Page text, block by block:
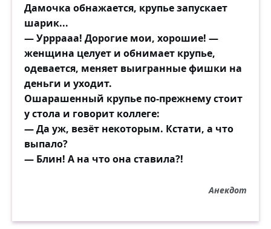
Дамочка обнажается, крупье запускает
шарик...
— Урррааа! Дорогие мои, хорошие! —
женщина целует и обнимает крупье,
одевается, меняет выигранные фишки на
деньги и уходит.
Ошарашенный крупье по-прежнему стоит
у стола и говорит коллеге:
— Да уж, везёт некоторым. Кстати, а что
выпало?
— Блин! А на что она ставила?!
Анекдот